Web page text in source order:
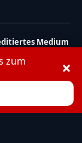
Medium
Eine
persönlichen
You
zum
×